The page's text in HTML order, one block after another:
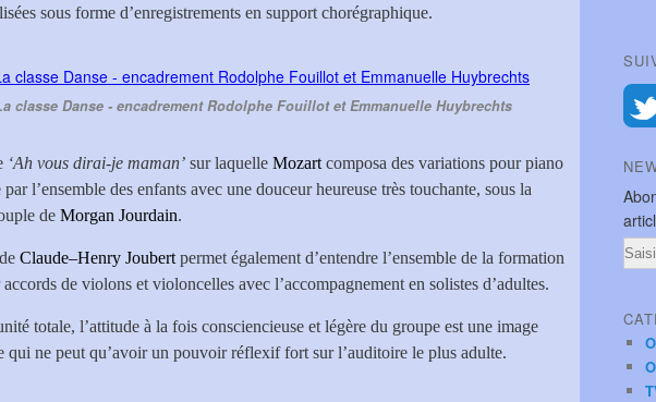
sous forme d’enregistrements en support chorégraphique.
classe Danse - encadrement Rodolphe Fouillot et Emmanuelle Huybrechts
‘Ah vous dirai-je maman’ sur laquelle Mozart composa des variations pour piano
par l’ensemble des enfants avec une douceur heureuse très touchante, sous la
de Morgan Jourdain.
Claude–Henry Joubert permet également d’entendre l’ensemble de la formation
accords de violons et violoncelles avec l’accompagnement en solistes d’adultes.
totale, l’attitude à la fois consciencieuse et légère du groupe est une image
qui ne peut qu’avoir un pouvoir réflexif fort sur l’auditoire le plus adulte.